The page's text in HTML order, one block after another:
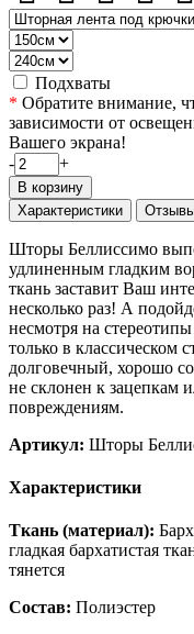
Подхваты
* Обратите внимание,
зависимости от
Вашего экрана!
-
+
В корзину
Характеристики
Шторы Беллиссимо
удлиненным гладким
ткань заставит Ваш
несколько раз! А
несмотря на
только в классическом
долговечный, хорошо
не склонен к зацепкам
повреждениям.
Артикул: Шторы
Характеристики
Ткань (материал):
гладкая бархатистая
тянется
Состав: Полиэстер